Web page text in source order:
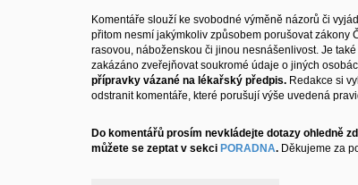
Komentáře slouží ke svobodné výměně názorů či
přitom nesmí jakýmkoliv způsobem porušovat zákony
rasovou, náboženskou či jinou nesnášenlivost. Je
zakázáno zveřejňovat soukromé údaje o jiných
přípravky vázané na lékařský předpis. Redakce si
odstranit komentáře, které porušují výše uvedená
Do komentářů prosím nevkládejte dotazy ohledně
můžete se zeptat v sekci PORADNA. Děkujeme za